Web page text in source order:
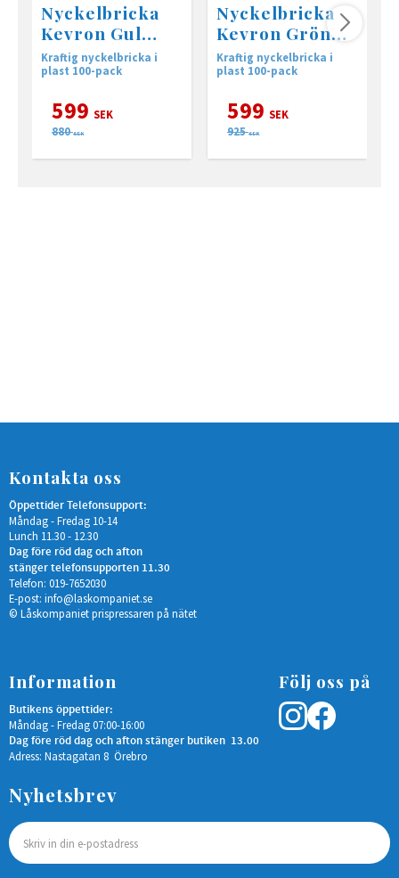
Nyckelbricka
Kevron Gul
100-pack
Kraftig nyckelbricka i
plast 100-pack
599 SEK
880 SEK
Nyckelbricka
Kevron Grön
100-pack
Kraftig nyckelbricka i
plast 100-pack
599 SEK
925 SEK
Kontakta oss
Öppettider Telefonsupport:
Måndag - Fredag 10-14
Lunch 11.30 - 12.30
Dag före röd dag och afton
stänger telefonsupporten 11.30
Telefon: 019-7652030
E-post: info@laskompaniet.se
© Låskompaniet prispressaren på nätet
Information
Butikens öppettider:
Måndag - Fredag 07:00-16:00
Dag före röd dag och afton stänger butiken 13.00
Adress: Nastagatan 8 Örebro
Följ oss på
Nyhetsbrev